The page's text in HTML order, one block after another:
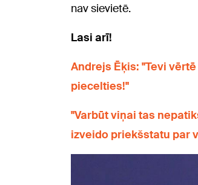
nav sievietē.
Lasi arī!
Andrejs Ēķis: "Tevi
piecelties!"
"Varbūt viņai tas
izveido priekšstatu par